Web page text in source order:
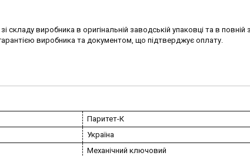
складу виробника в оригінальній заводській упаковці та в повній
виробника та документом, що підтверджує оплату.
Паритет-К
Україна
Механічний ключовий